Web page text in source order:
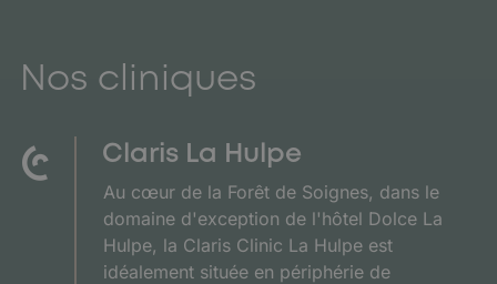
Nos cliniques
Claris La Hulpe
Au cœur de la Forêt de Soignes, dans le
domaine d'exception de l'hôtel Dolce La
Hulpe, la Claris Clinic La Hulpe est
idéalement située en périphérie de